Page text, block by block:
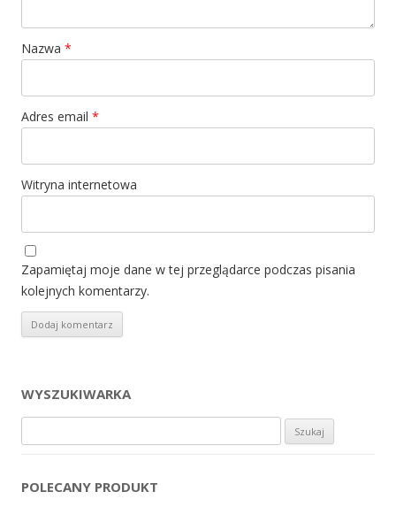
Nazwa *
Adres email *
Witryna internetowa
Zapamiętaj moje dane w tej przeglądarce podczas pisania
kolejnych komentarzy.
WYSZUKIWARKA
POLECANY PRODUKT